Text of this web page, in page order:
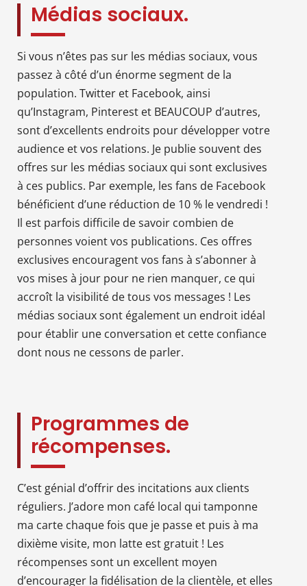
Médias sociaux.
Si vous n’êtes pas sur les médias sociaux, vous
passez à côté d’un énorme segment de la
population. Twitter et Facebook, ainsi
qu’Instagram, Pinterest et BEAUCOUP d’autres,
sont d’excellents endroits pour développer votre
audience et vos relations. Je publie souvent des
offres sur les médias sociaux qui sont exclusives
à ces publics. Par exemple, les fans de Facebook
bénéficient d’une réduction de 10 % le vendredi !
Il est parfois difficile de savoir combien de
personnes voient vos publications. Ces offres
exclusives encouragent vos fans à s’abonner à
vos mises à jour pour ne rien manquer, ce qui
accroît la visibilité de tous vos messages ! Les
médias sociaux sont également un endroit idéal
pour établir une conversation et cette confiance
dont nous ne cessons de parler.
Programmes de
récompenses.
C’est génial d’offrir des incitations aux clients
réguliers. J’adore mon café local qui tamponne
ma carte chaque fois que je passe et puis à ma
dixième visite, mon latte est gratuit ! Les
récompenses sont un excellent moyen
d’encourager la fidélisation de la clientèle, et elles